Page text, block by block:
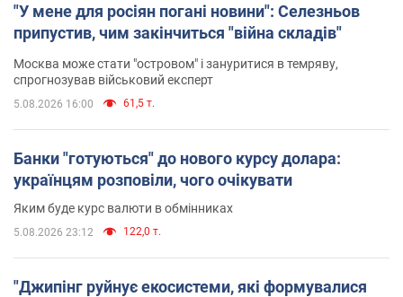
"У мене для росіян погані новини": Селезньов
припустив, чим закінчиться "війна складів"
Москва може стати "островом" і зануритися в темряву,
спрогнозував військовий експерт
5.08.2026 16:00 61,5 т.
Банки "готуються" до нового курсу долара:
українцям розповіли, чого очікувати
Яким буде курс валюти в обмінниках
5.08.2026 23:12 122,0 т.
"Джипінг руйнує екосистеми, які формувалися